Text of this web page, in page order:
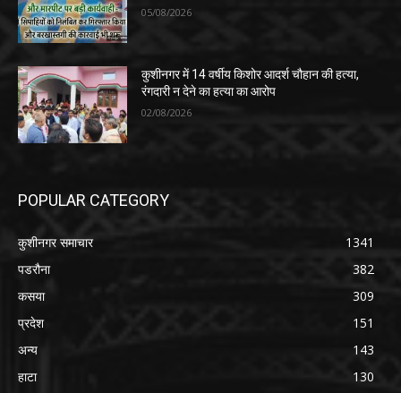
05/08/2026
कुशीनगर में 14 वर्षीय किशोर आदर्श चौहान की हत्या,
रंगदारी न देने का हत्या का आरोप
02/08/2026
POPULAR CATEGORY
कुशीनगर समाचार
1341
पडरौना
382
कसया
309
प्रदेश
151
अन्य
143
हाटा
130